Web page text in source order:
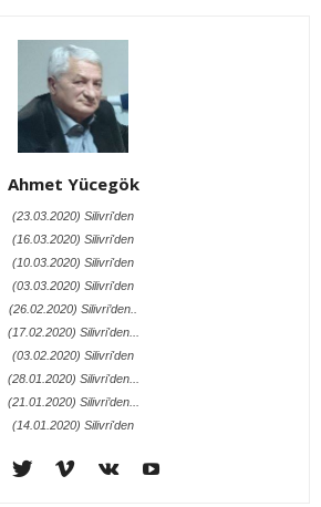
Ahmet Yücegök
(23.03.2020) Silivri'den
(16.03.2020) Silivri'den
(10.03.2020) Silivri'den
(03.03.2020) Silivri'den
(26.02.2020) Silivri’den..
(17.02.2020) Silivri'den...
(03.02.2020) Silivri'den
(28.01.2020) Silivri'den...
(21.01.2020) Silivri’den...
(14.01.2020) Silivri'den